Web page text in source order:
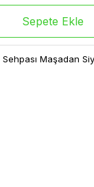
Sepete Ekle